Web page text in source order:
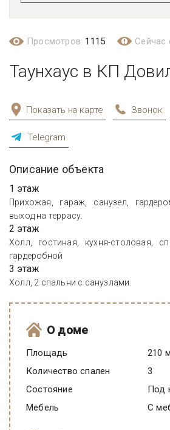
Просмотров: 1115 Сейчас
Таунхаус в КП
Показать на карте Звонок
Telegram
Описание объекта
1 этаж
Прихожая, гараж, санузел,
выход на террасу.
2 этаж
Холл, гостиная, кухня-столовая,
гардеробной
3 этаж
Холл, 2 спальни с санузлами.
О доме
Площадь 210
Количество спален
3
Состояние
Мебель
C